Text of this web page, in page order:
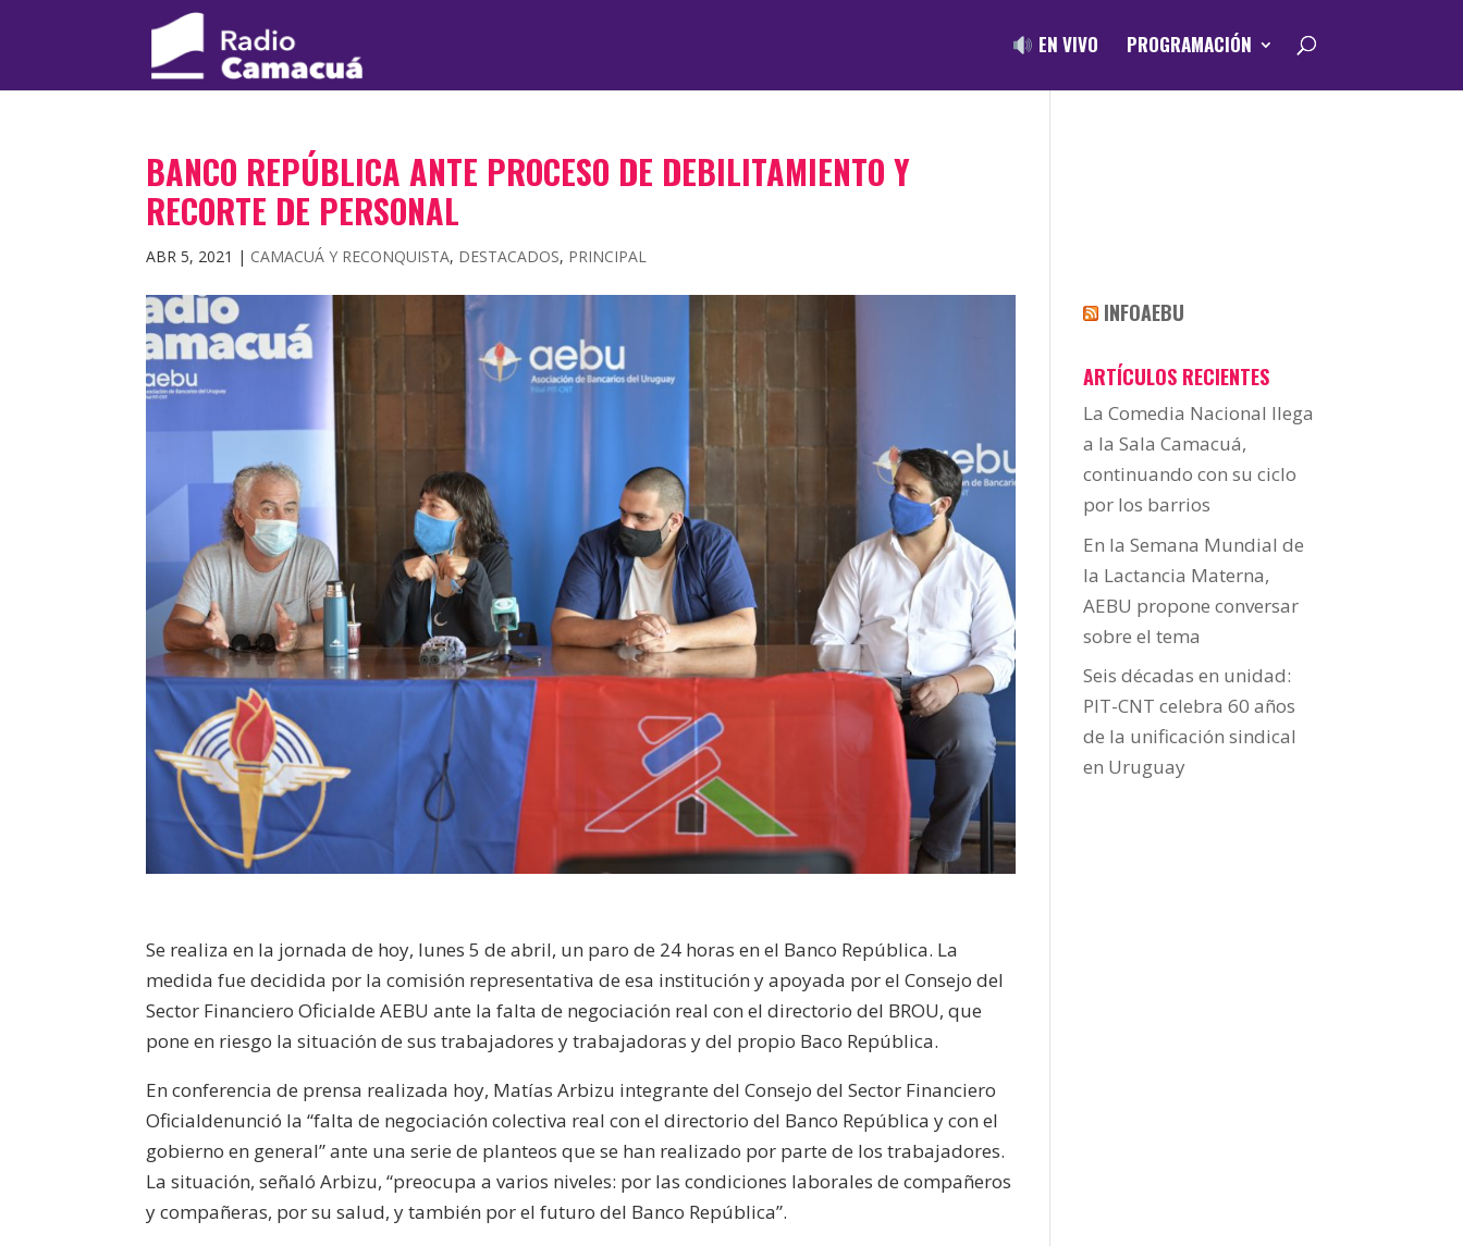
EN VIVO PROGRAMACIÓN
BANCO REPÚBLICA ANTE PROCESO DE DEBILITAMIENTO Y
RECORTE DE PERSONAL
ABR 5, 2021 | CAMACUÁ Y RECONQUISTA, DESTACADOS, PRINCIPAL
Se realiza en la jornada de hoy, lunes 5 de abril, un paro de 24 horas en el Banco República. La
medida fue decidida por la comisión representativa de esa institución y apoyada por el Consejo del
Sector Financiero Oficialde AEBU ante la falta de negociación real con el directorio del BROU, que
pone en riesgo la situación de sus trabajadores y trabajadoras y del propio Baco República.
En conferencia de prensa realizada hoy, Matías Arbizu integrante del Consejo del Sector Financiero
Oficialdenunció la “falta de negociación colectiva real con el directorio del Banco República y con el
gobierno en general” ante una serie de planteos que se han realizado por parte de los trabajadores.
La situación, señaló Arbizu, “preocupa a varios niveles: por las condiciones laborales de compañeros
y compañeras, por su salud, y también por el futuro del Banco República”.
INFOAEBU
ARTÍCULOS RECIENTES
La Comedia Nacional llega
a la Sala Camacuá,
continuando con su ciclo
por los barrios
En la Semana Mundial de
la Lactancia Materna,
AEBU propone conversar
sobre el tema
Seis décadas en unidad:
PIT-CNT celebra 60 años
de la unificación sindical
en Uruguay